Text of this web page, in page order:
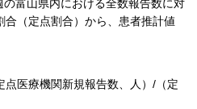
富山県内における全数報告数に対
（定点割合）から、患者推計値
点医療機関新規報告数、人）/（定